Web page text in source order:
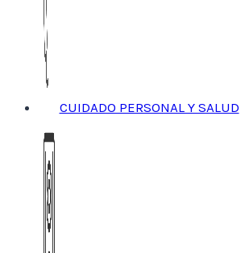
CUIDADO PERSONAL Y SALUD